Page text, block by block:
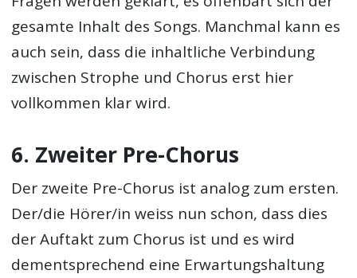
gesamte Inhalt des Songs. Manchmal kann es
auch sein, dass die inhaltliche Verbindung
zwischen Strophe und Chorus erst hier
vollkommen klar wird.
6. Zweiter Pre-Chorus
Der zweite Pre-Chorus ist analog zum ersten.
Der/die Hörer/in weiss nun schon, dass dies
der Auftakt zum Chorus ist und es wird
dementsprechend eine Erwartungshaltung